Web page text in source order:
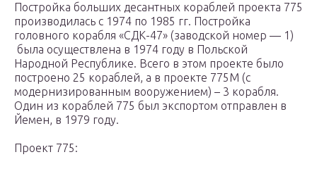
Постройка больших десантных кораблей проекта 775
производилась с 1974 по 1985 гг. Постройка
головного корабля «СДК-47» (заводской номер — 1)
была осуществлена в 1974 году в Польской
Народной Республике. Всего в этом проекте было
построено 25 кораблей, а в проекте 775М (с
модернизированным вооружением) – 3 корабля.
Один из кораблей 775 был экспортом отправлен в
Йемен, в 1979 году.
Проект 775: